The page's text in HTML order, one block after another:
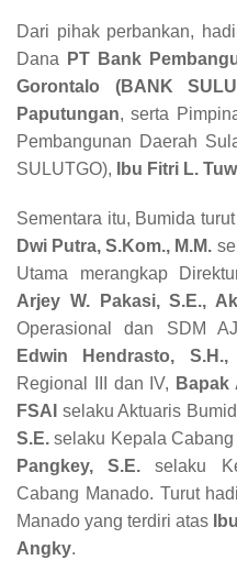
Dari pihak perbankan,
Dana
PT Bank
Gorontalo (BANK
Paputungan, serta
Pembangunan Daerah
SULUTGO),
Ibu Fitri L.
Sementara itu, Bumida
Dwi Putra, S.Kom., M.M.
Utama merangkap
Arjey W. Pakasi, S.E.,
Operasional dan SDM
Edwin Hendrasto, S.H.,
Regional III dan IV, Bapak
FSAI selaku Aktuaris
S.E. selaku Kepala Cabang
Pangkey, S.E. selaku
Cabang Manado. Turut
Manado yang terdiri atas
Angky.